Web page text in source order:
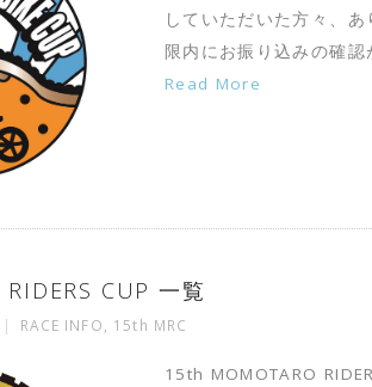
していただいた方々、
限内にお振り込みの確
Read More
CUP 一覧
RACE INFO, 15th MRC
15th MOMOTARO